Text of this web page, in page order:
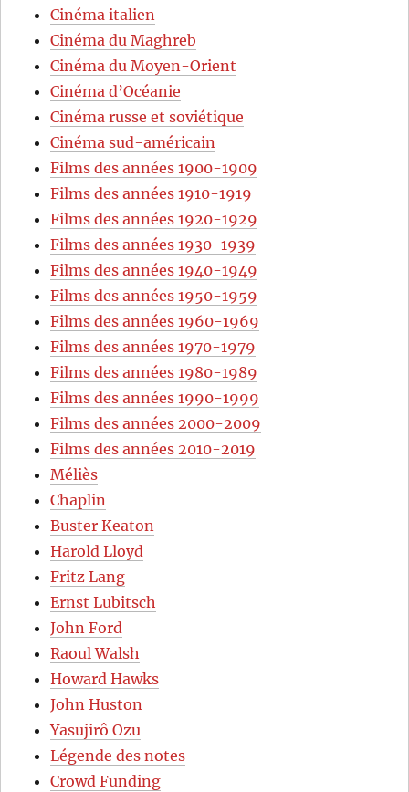
Cinéma italien
Cinéma du Maghreb
Cinéma du Moyen-Orient
Cinéma d’Océanie
Cinéma russe et soviétique
Cinéma sud-américain
Films des années 1900-1909
Films des années 1910-1919
Films des années 1920-1929
Films des années 1930-1939
Films des années 1940-1949
Films des années 1950-1959
Films des années 1960-1969
Films des années 1970-1979
Films des années 1980-1989
Films des années 1990-1999
Films des années 2000-2009
Films des années 2010-2019
Méliès
Chaplin
Buster Keaton
Harold Lloyd
Fritz Lang
Ernst Lubitsch
John Ford
Raoul Walsh
Howard Hawks
John Huston
Yasujirô Ozu
Légende des notes
Crowd Funding